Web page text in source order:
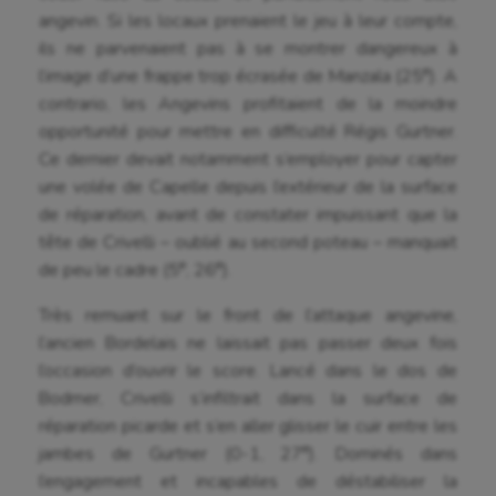
angevin. Si les locaux prenaient le jeu à leur compte,
ils ne parvenaient pas à se montrer dangereux à
l’image d’une frappe trop écrasée de Manzala (25
e
contrario, les Angevins profitaient de la moindre
opportunité pour mettre en difficulté Régis Gurtner.
Ce dernier devait notamment s’employer pour capter
une volée de Capelle depuis l’extérieur de la surface
de réparation, avant de constater impuissant que la
tête de Crivelli – oublié au second poteau – manquait
de peu le cadre (5
e e
Très remuant sur le front de l’attaque angevine,
l’ancien Bordelais ne laissait pas passer deux fois
l’occasion d’ouvrir le score. Lancé dans le dos de
Bodmer, Crivelli s’infiltrait dans la surface de
réparation picarde et s’en aller glisser le cuir entre les
jambes de Gurtner (0-1, 27e
). Dominés dans
l’engagement et incapables de déstabiliser la